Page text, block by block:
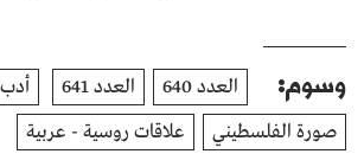
وسوم: العدد 640 العدد 641
صورة الفلسطيني
علاقات روسية - عربية